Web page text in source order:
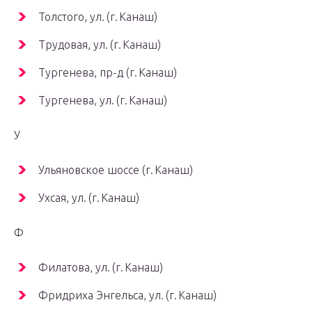
Толстого, ул. (г. Канаш)
Трудовая, ул. (г. Канаш)
Тургенева, пр-д (г. Канаш)
Тургенева, ул. (г. Канаш)
У
Ульяновское шоссе (г. Канаш)
Ухсая, ул. (г. Канаш)
Ф
Филатова, ул. (г. Канаш)
Фридриха Энгельса, ул. (г. Канаш)